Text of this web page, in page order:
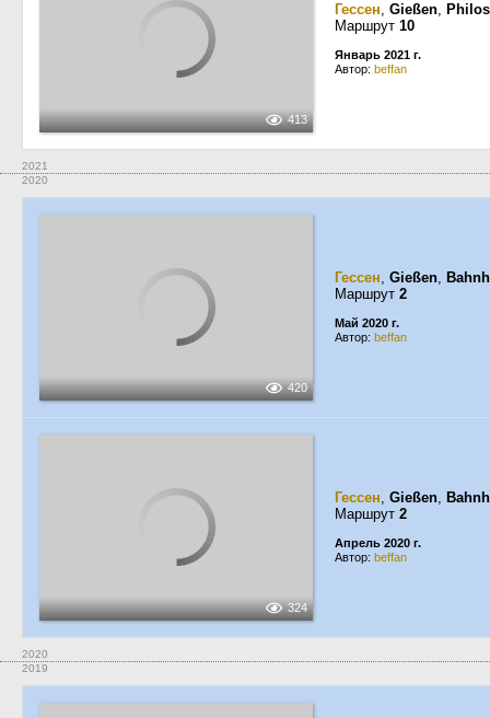
413
Гессен, Gießen,
Маршрут 10
Январь 2021 г.
Автор: beffan
2021
2020
420
Гессен, Gießen,
Маршрут 2
Май 2020 г.
Автор: beffan
324
Гессен, Gießen,
Маршрут 2
Апрель 2020 г.
Автор: beffan
2020
2019